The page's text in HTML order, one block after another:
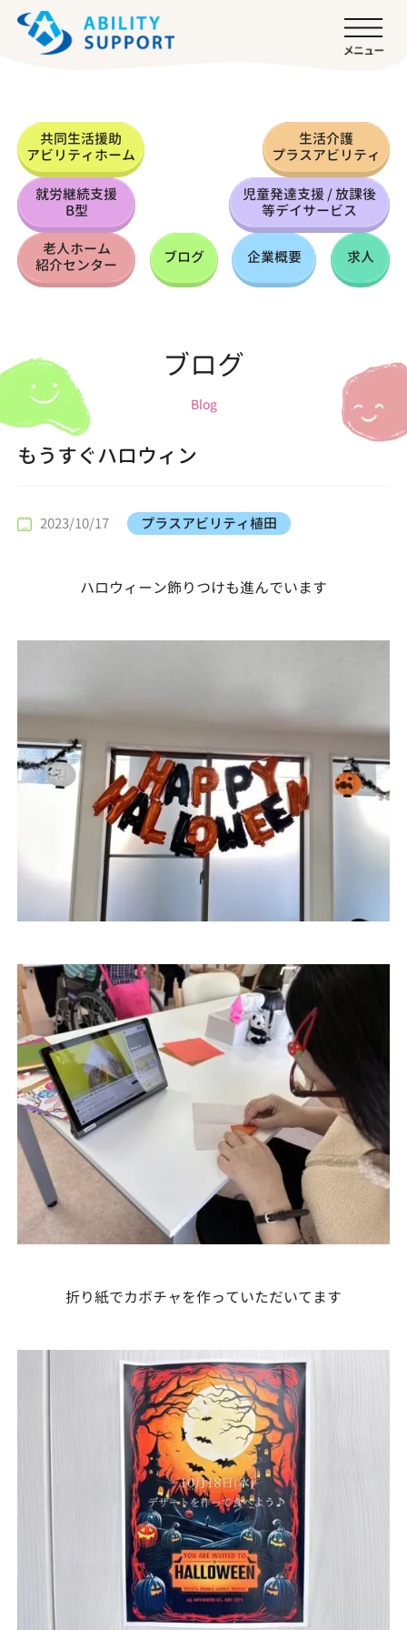
共同生活援助
アビリティホーム
生活介護
プラスアビリティ
就労継続支援
B型
児童発達支援 / 放課後
等デイサービス
老人ホーム
紹介センター
ブログ 企業概要 求人
ブログ
Blog
もうすぐハロウィン
2023/10/17 プラスアビリティ植田
ハロウィーン飾りつけも進んでいます
折り紙でカボチャを作っていただいてます